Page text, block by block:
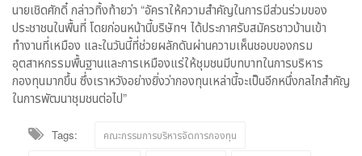
นายเชิดศักดิ๋ กล่าวทิ้งท้ายว่า “อัคราให้ความสำคัญในการมีส่วนร่วมของ
ประชาชนในพื้นที่ โดยก่อนหน้านี้บริษัทฯ ได้ประกาศรับสมัครชาวบ้านเข้า
ทำงานที่เหมือง และในวันนี้ที่ช่วยผลักดันผ่านความเห็นชอบของกรม
อุตสาหกรรมพื้นฐานและการเหมืองแร่ให้ชุมชนมีบทบาทในการบริหาร
กองทุนมากขึ้น ซึ่งเราหวังอย่างยิ่งว่ากองทุนเหล่านี้จะเป็นอีกหนึ่งกลไกสำคัญ
ในการพัฒนาชุมชนต่อไป”
Tags: คณะกรรมการบริหารจัดการกองทุน